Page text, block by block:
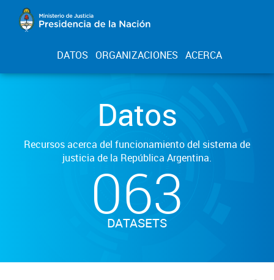
DATOS ORGANIZACIONES ACERCA
Datos
Recursos acerca del funcionamiento del sistema de
justicia de la República Argentina.
063
DATASETS